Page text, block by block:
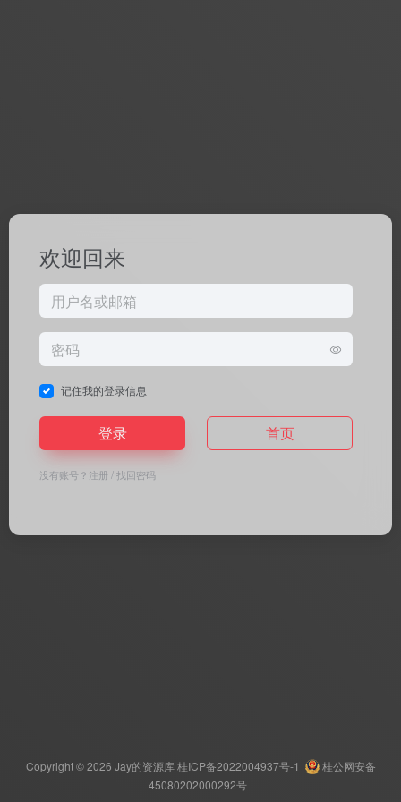
欢迎回来
记住我的登录信息
登录 首页
没有账号？ 注册 /找回密码
Copyright © 2026 Jay的资源库 桂ICP备2022004937号-1
桂公网安备
45080202000292号